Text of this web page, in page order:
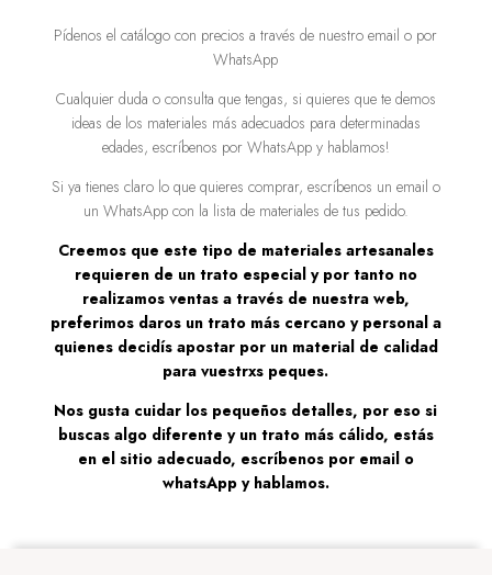
Pídenos el catálogo con precios a través de nuestro email o por
WhatsApp
Cualquier duda o consulta que tengas, si quieres que te demos
ideas de los materiales más adecuados para determinadas
edades, escríbenos por WhatsApp y hablamos!
Si ya tienes claro lo que quieres comprar, escríbenos un email o
un WhatsApp con la lista de materiales de tus pedido.
Creemos que este tipo de materiales artesanales
requieren de un trato especial y por tanto no
realizamos ventas a través de nuestra web,
preferimos daros un trato más cercano y personal a
quienes decidís apostar por un material de calidad
para vuestrxs peques.
Nos gusta cuidar los pequeños detalles, por eso si
buscas algo diferente y un trato más cálido, estás
en el sitio adecuado, escríbenos por email o
whatsApp y hablamos.